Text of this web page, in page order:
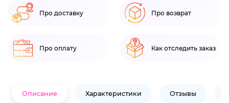
Про доставку Про возврат
Про оплату Как отследить заказ
Описание Характеристики Отзывы